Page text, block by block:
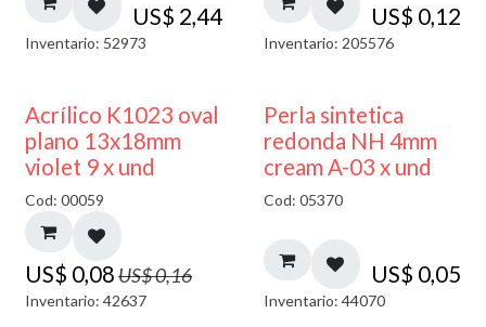
US$ 2,44
Inventario: 52973
US$ 0,12
Inventario: 205576
50% DESCUENTO
Acrílico K1023 oval
plano 13x18mm
violet 9 x und
Cod: 00059
US$ 0,08US$0,16
Inventario: 42637
Perla sintetica
redonda NH 4mm
cream A-03 x und
Cod: 05370
US$ 0,05
Inventario: 44070